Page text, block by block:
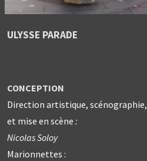
ULYSSE PARADE
CONCEPTION
Direction artistique, scénographie,
et mise en scène:
Nicolas Soloy
Marionnettes :